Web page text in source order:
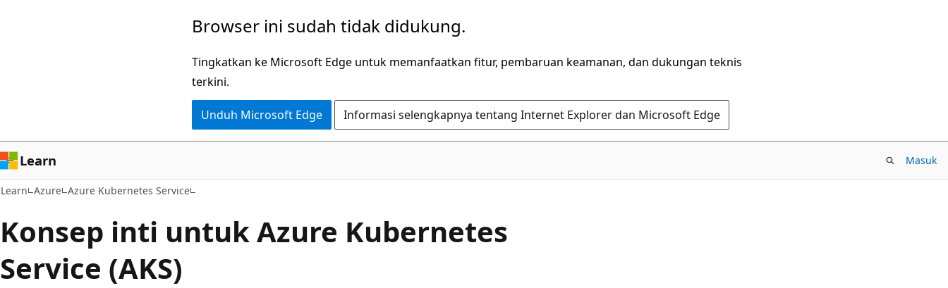
Browser ini sudah tidak didukung.
Tingkatkan ke Microsoft Edge untuk memanfaatkan fitur, pembaruan keamanan, dan dukungan teknis
terkini.
Unduh Microsoft Edge Informasi selengkapnya tentang Internet Explorer dan Microsoft Edge
Learn Masuk
Learn Azure Azure Kubernetes Service
Konsep inti untuk Azure Kubernetes
Service (AKS)